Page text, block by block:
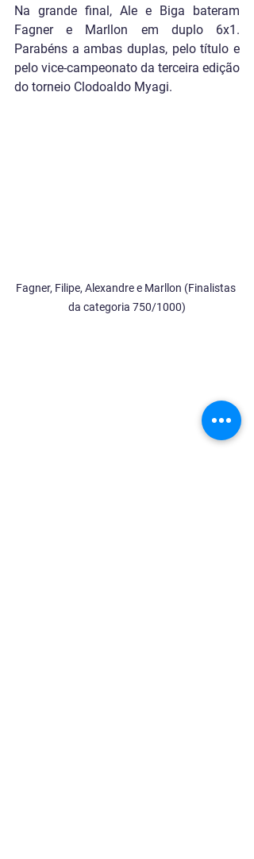
Na grande final, Ale e Biga bateram
Fagner e Marllon em duplo 6x1.
Parabéns a ambas duplas, pelo título e
pelo vice-campeonato da terceira edição
do torneio Clodoaldo Myagi.
Fagner, Filipe, Alexandre e Marllon (Finalistas
da categoria 750/1000)